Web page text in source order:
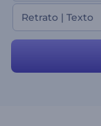
upload do seu
sonora festiva e
em minutos.
Retrato | Texto